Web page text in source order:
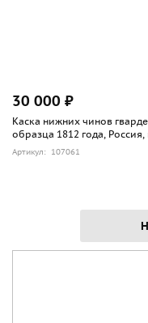
30 000 ₽
Каска нижних чинов
образца 1812 года, Россия,
Артикул: 107061